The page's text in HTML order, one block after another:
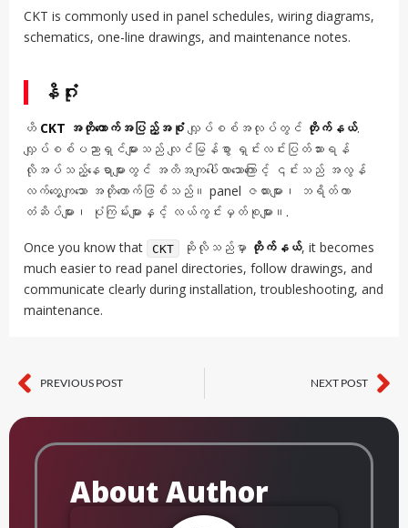
CKT is commonly used in panel schedules, wiring diagrams,
schematics, one-line drawings, and maintenance notes.
နိဂုံး
ဟိ CKT အတိုကောက်အပြည့်အစုံလျှပ်စစ်အလုပ်တွင် တိုက်နယ်.
လျှပ်စစ်ပညာရှင်များသည် လျင်မြန်စွာ ရှင်းလင်းပြတ်သားရန်
လိုအပ်သည့်နေရာများတွင် အတိအကျပေါ်လာသောကြောင့် ၎င်းသည် အလွန်
လက်တွေ့ကျသော အတိုကောက်ဖြစ်သည်။ panel ဇယားများ၊ ဘရိတ်ကာ
တံဆိပ်များ၊ ပုံကြမ်းများနှင့် လယ်ကွင်းမှတ်စုများ။.
Once you know that CKT ဆိုလိုသည်မှာ တိုက်နယ်, it becomes
much easier to read panel directories, follow drawings, and
communicate clearly during installation, troubleshooting, and
maintenance.
Prev
PREVIOUS POST NEXT POST လ
About Author